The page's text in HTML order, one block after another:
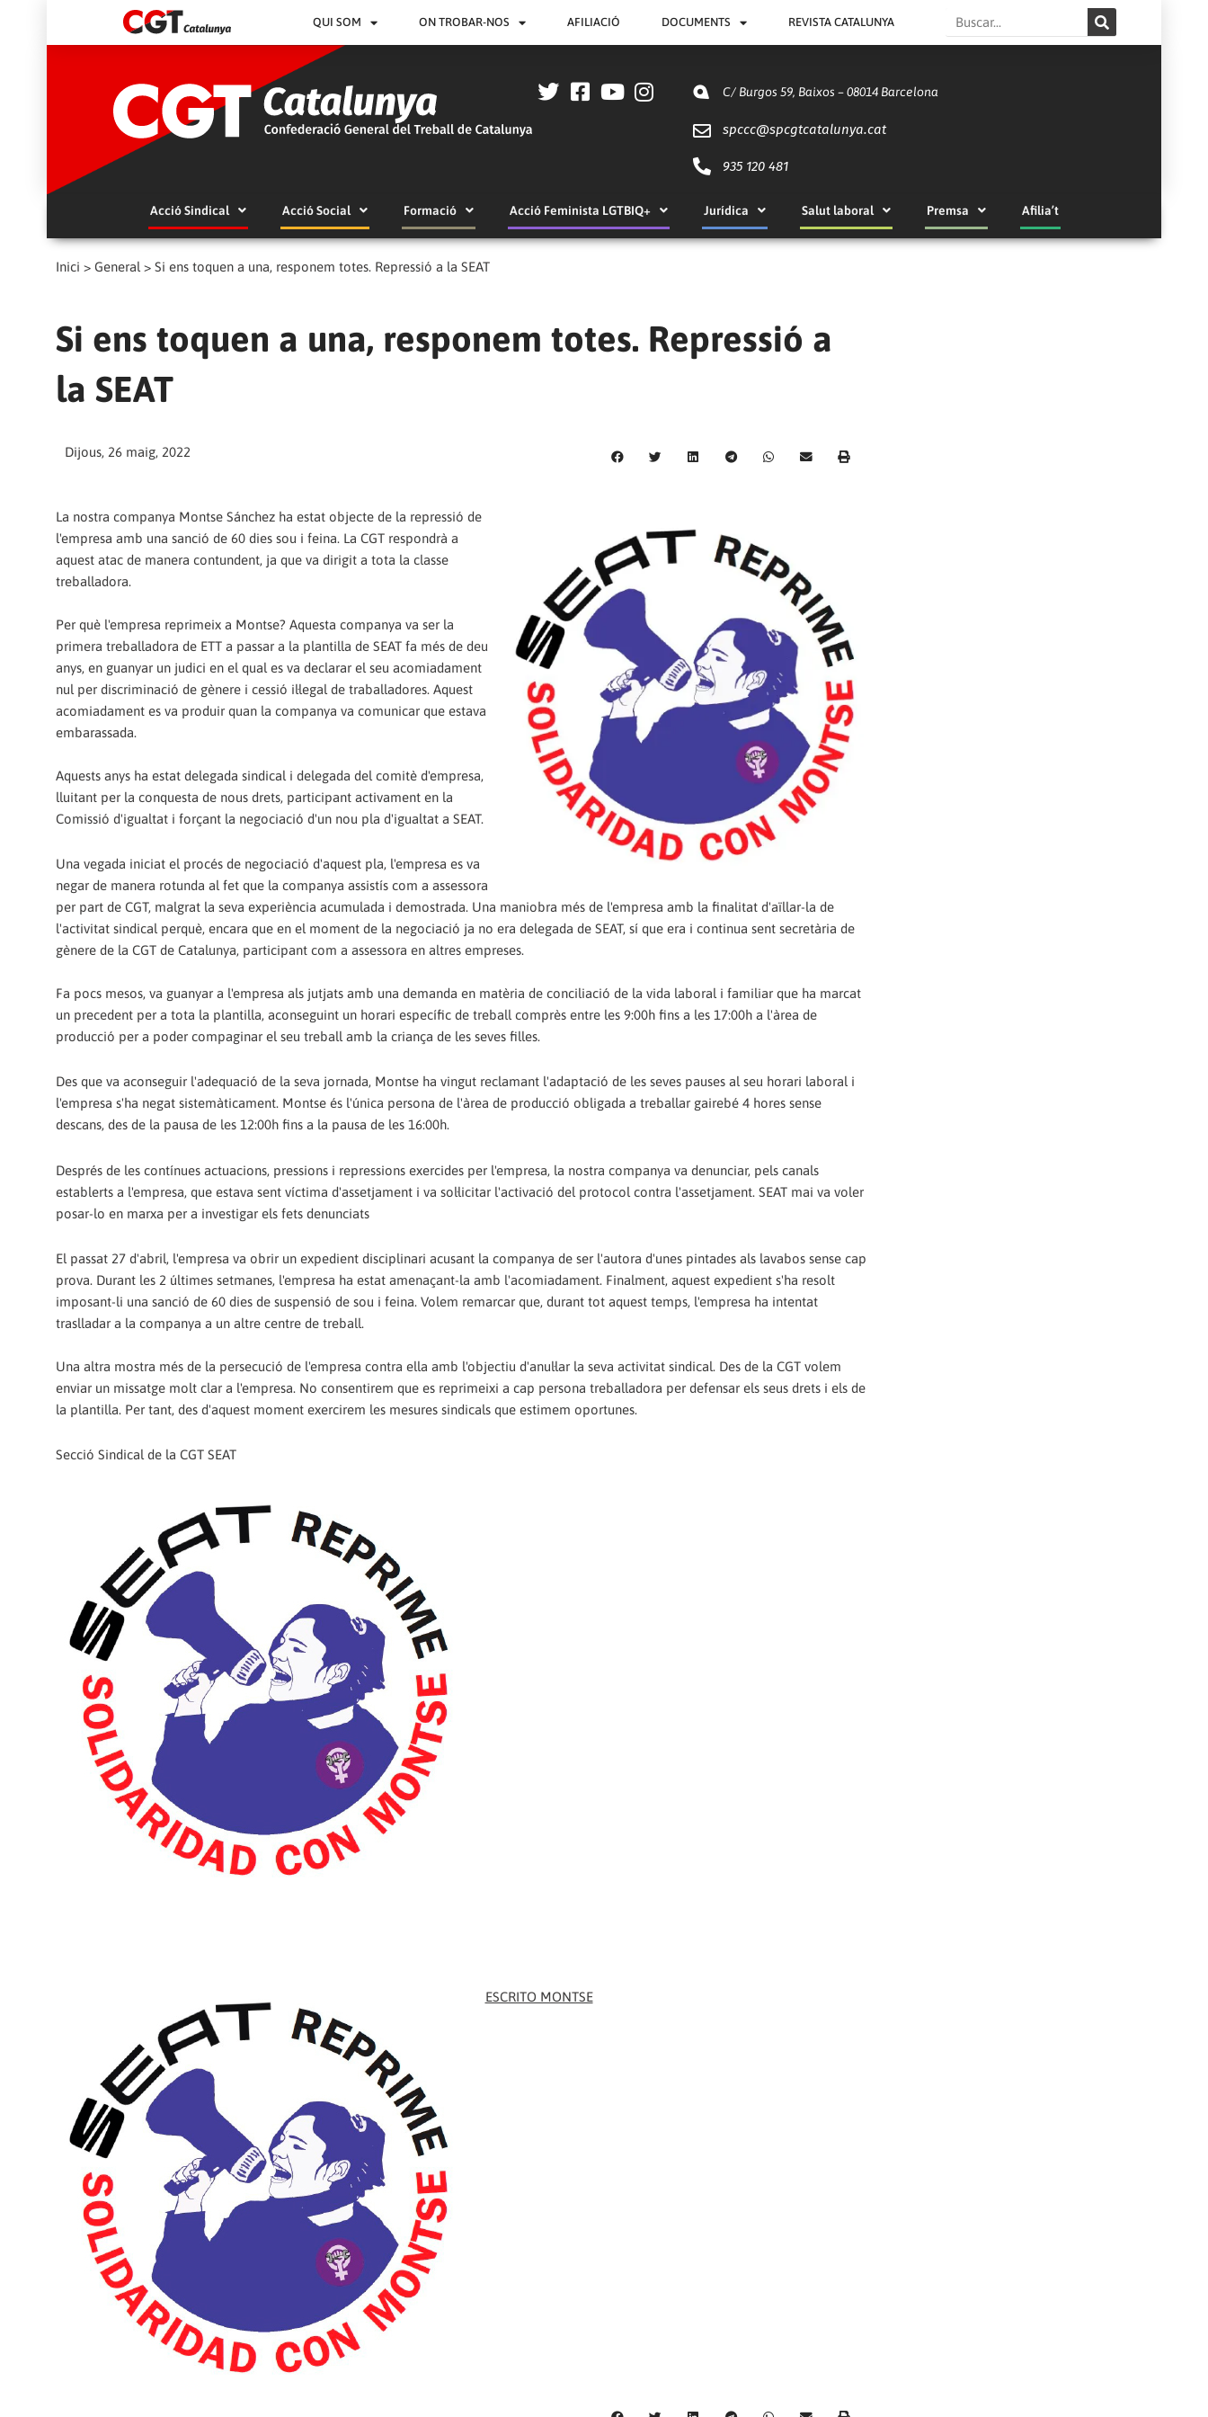
QUI SOM ON TROBAR-NOS AFILIACIÓ DOCUMENTS REVISTA CATALUNYA Search
C/ Burgos 59, Baixos – 08014 Barcelona
spccc@spcgtcatalunya.cat
935 120 481
Acció Sindical Acció Social Formació Acció Feminista LGTBIQ+ Jurídica Salut laboral Premsa Afilia’t
Inici > General > Si ens toquen a una, responem totes. Repressió a la SEAT
Si ens toquen a una, responem totes. Repressió a
la SEAT
Dijous, 26 maig, 2022
La nostra companya Montse Sánchez ha estat objecte de la repressió de
l'empresa amb una sanció de 60 dies sou i feina. La CGT respondrà a
aquest atac de manera contundent, ja que va dirigit a tota la classe
treballadora.
Per què l'empresa reprimeix a Montse? Aquesta companya va ser la
primera treballadora de ETT a passar a la plantilla de SEAT fa més de deu
anys, en guanyar un judici en el qual es va declarar el seu acomiadament
nul per discriminació de gènere i cessió il·legal de traballadores. Aquest
acomiadament es va produir quan la companya va comunicar que estava
embarassada.
Aquests anys ha estat delegada sindical i delegada del comitè d'empresa,
lluitant per la conquesta de nous drets, participant activament en la
Comissió d'igualtat i forçant la negociació d'un nou pla d'igualtat a SEAT.
Una vegada iniciat el procés de negociació d'aquest pla, l'empresa es va
negar de manera rotunda al fet que la companya assistís com a assessora
per part de CGT, malgrat la seva experiència acumulada i demostrada. Una maniobra més de l'empresa amb la finalitat d'aïllar-la de
l'activitat sindical perquè, encara que en el moment de la negociació ja no era delegada de SEAT, sí que era i continua sent secretària de
gènere de la CGT de Catalunya, participant com a assessora en altres empreses.
Fa pocs mesos, va guanyar a l'empresa als jutjats amb una demanda en matèria de conciliació de la vida laboral i familiar que ha marcat
un precedent per a tota la plantilla, aconseguint un horari específic de treball comprès entre les 9:00h fins a les 17:00h a l'àrea de
producció per a poder compaginar el seu treball amb la criança de les seves filles.
Des que va aconseguir l'adequació de la seva jornada, Montse ha vingut reclamant l'adaptació de les seves pauses al seu horari laboral i
l'empresa s'ha negat sistemàticament. Montse és l'única persona de l'àrea de producció obligada a treballar gairebé 4 hores sense
descans, des de la pausa de les 12:00h fins a la pausa de les 16:00h.
Després de les contínues actuacions, pressions i repressions exercides per l'empresa, la nostra companya va denunciar, pels canals
establerts a l'empresa, que estava sent víctima d'assetjament i va sol·licitar l'activació del protocol contra l'assetjament. SEAT mai va voler
posar-lo en marxa per a investigar els fets denunciats
El passat 27 d'abril, l'empresa va obrir un expedient disciplinari acusant la companya de ser l'autora d'unes pintades als lavabos sense cap
prova. Durant les 2 últimes setmanes, l'empresa ha estat amenaçant-la amb l'acomiadament. Finalment, aquest expedient s'ha resolt
imposant-li una sanció de 60 dies de suspensió de sou i feina. Volem remarcar que, durant tot aquest temps, l'empresa ha intentat
traslladar a la companya a un altre centre de treball.
Una altra mostra més de la persecució de l'empresa contra ella amb l'objectiu d'anul·lar la seva activitat sindical. Des de la CGT volem
enviar un missatge molt clar a l'empresa. No consentirem que es reprimeixi a cap persona treballadora per defensar els seus drets i els de
la plantilla. Per tant, des d'aquest moment exercirem les mesures sindicals que estimem oportunes.
Secció Sindical de la CGT SEAT
ESCRITO MONTSE